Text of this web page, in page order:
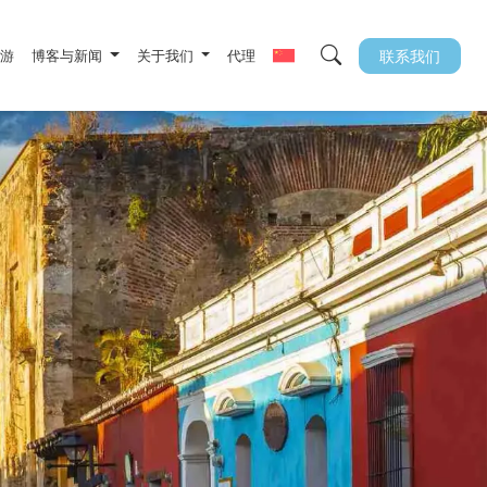
博客与新闻 关于我们 代理 联系我们
搜索